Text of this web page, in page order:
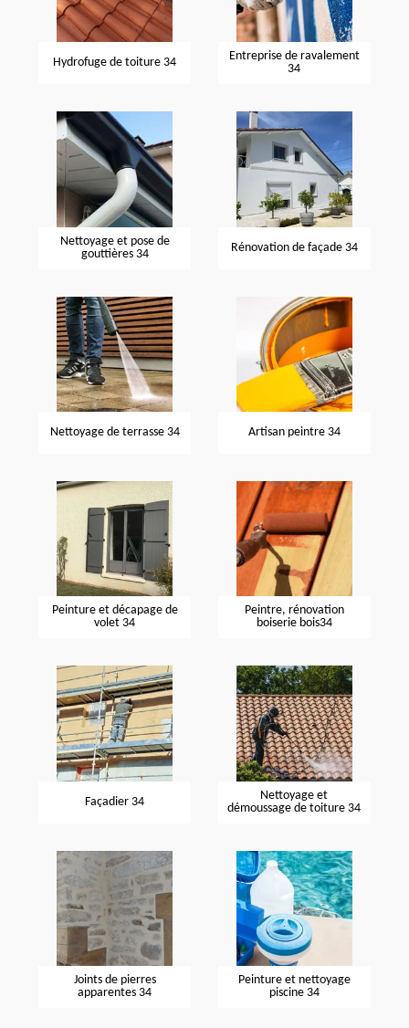
Hydrofuge de toiture 34
Entreprise de ravalement
34
Nettoyage et pose de
gouttières 34
Rénovation de façade 34
Nettoyage de terrasse 34 Artisan peintre 34
Peinture et décapage de
volet 34
Peintre, rénovation
boiserie bois34
Façadier 34
Nettoyage et
démoussage de toiture 34
Joints de pierres
apparentes 34
Peinture et nettoyage
piscine 34